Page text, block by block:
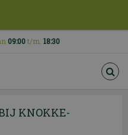
09:00t/m. 18:30
KNOKKE-